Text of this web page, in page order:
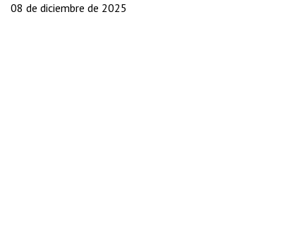
08 de diciembre de 2025